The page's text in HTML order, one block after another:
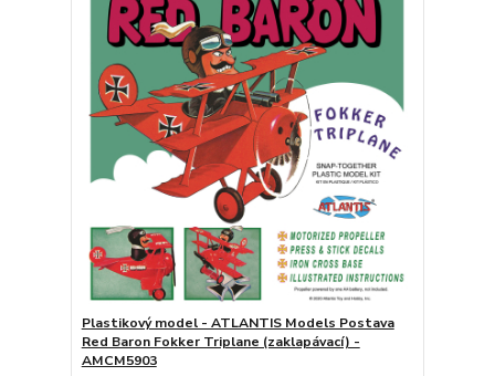
Plastikový model - ATLANTIS Models Postava
Red Baron Fokker Triplane (zaklapávací) -
AMCM5903